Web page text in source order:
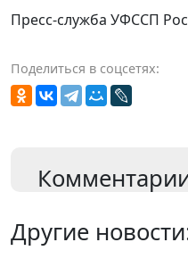
Пресс-служба УФССП
Поделиться в соцсетях:
Другие